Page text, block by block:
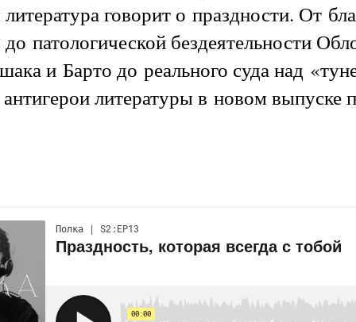
литература говорит о праздности. От
патологической бездеятельности
и Барто до реального суда над
литературы в новом выпуске